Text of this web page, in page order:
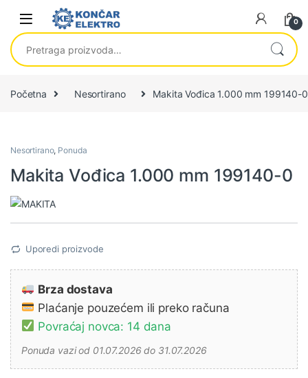
Skip to navigation
Skip to content
0
Pretraga za:
Početna Nesortirano Makita Vođica 1.000 mm 199140-0
Nesortirano, Ponuda
Makita Vođica 1.000 mm 199140-0
Uporedi proizvode
Brza dostava
Plaćanje pouzećem ili preko računa
Povraćaj novca: 14 dana
Ponuda vazi od 01.07.2026 do 31.07.2026